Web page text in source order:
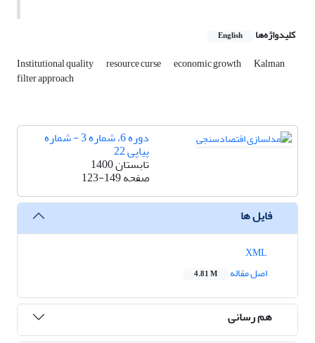
کلیدواژه‌ها English
Institutional quality resource curse economic growth Kalman
filter approach
دوره 6، شماره 3 - شماره
پیاپی 22
تابستان 1400
صفحه123-149
فایل ها
اصل مقاله
4.81 M
هم رسانی